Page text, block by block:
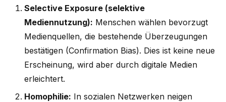
Selective Exposure (selektive
Mediennutzung): Menschen wählen bevorzugt
Medienquellen, die bestehende Überzeugungen
bestätigen (Confirmation Bias). Dies ist keine neue
Erscheinung, wird aber durch digitale Medien
erleichtert.
Homophilie: In sozialen Netzwerken neigen